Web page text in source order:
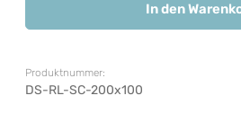
In den
Produktnummer:
DS-RL-SC-200x100